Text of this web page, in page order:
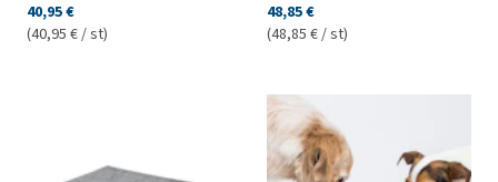
40,95 €
(40,95 € / st)
48,85 €
(48,85 € / st)